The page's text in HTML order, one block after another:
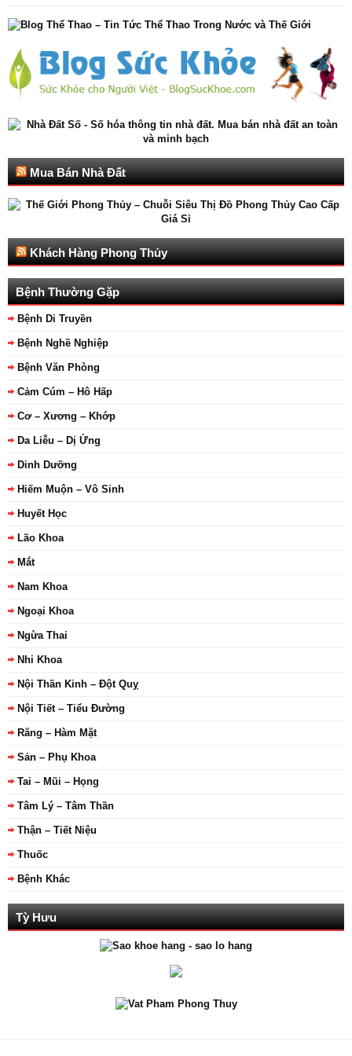
Mua Bán Nhà Đất
Khách Hàng Phong Thủy
Bệnh Thường Gặp
Bệnh Di Truyền
Bệnh Nghề Nghiệp
Bệnh Văn Phòng
Cảm Cúm – Hô Hấp
Cơ – Xương – Khớp
Da Liễu – Dị Ứng
Dinh Dưỡng
Hiếm Muộn – Vô Sinh
Huyết Học
Lão Khoa
Mắt
Nam Khoa
Ngoại Khoa
Ngừa Thai
Nhi Khoa
Nội Thần Kinh – Đột Quỵ
Nội Tiết – Tiểu Đường
Răng – Hàm Mặt
Sản – Phụ Khoa
Tai – Mũi – Họng
Tâm Lý – Tâm Thần
Thận – Tiết Niệu
Thuốc
Bệnh Khác
Tỳ Hưu